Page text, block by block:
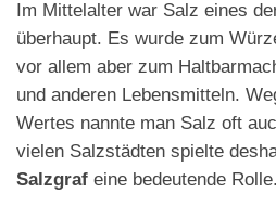
Im Mittelalter war Salz eines
überhaupt. Es wurde zum
vor allem aber zum
und anderen Lebensmitteln.
Wertes nannte man Salz oft
vielen Salzstädten spielte
Salzgraf eine bedeutende Rolle.